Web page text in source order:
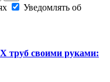
Уведомлять об
труб своими руками: